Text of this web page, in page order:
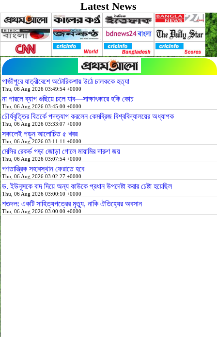
Latest News
গাজীপুরে যাত্রীবেশে অটোরিকশায় উঠে চালককে হত্যা
Thu, 06 Aug 2026 03:49:54 +0000
না পারলে ব্যাগ গুছিয়ে চলে যাব—সাক্ষাৎকারে হকি কোচ
Thu, 06 Aug 2026 03:45:00 +0000
চৌর্যবৃত্তির বিতর্কে পদত্যাগ করলেন কেমব্রিজ বিশ্ববিদ্যালয়ের অধ্যাপক
Thu, 06 Aug 2026 03:33:07 +0000
সকালেই পড়ুন আলোচিত ৫ খবর
Thu, 06 Aug 2026 03:11:11 +0000
মেসির রেকর্ড গড়া জোড়া গোলে মায়ামির দারুণ জয়
Thu, 06 Aug 2026 03:07:54 +0000
গণতান্ত্রিক সহাবস্থান ফেরাতে হবে
Thu, 06 Aug 2026 03:02:27 +0000
ড. ইউনূসকে বাদ দিয়ে অন্য কাউকে প্রধান উপদেষ্টা করার চেষ্টা হয়েছিল
Thu, 06 Aug 2026 03:00:10 +0000
শতদল: একটি সাহিত্যপত্রের মৃত্যু, নাকি ঐতিহ্যের অবসান
Thu, 06 Aug 2026 03:00:00 +0000